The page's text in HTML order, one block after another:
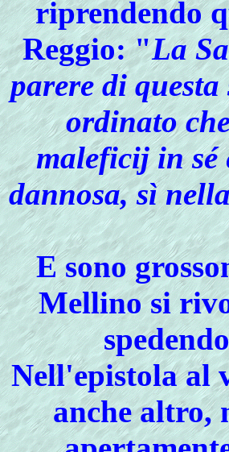
riprendendo
Reggio: "La
parere di
ordinato
maleficij in sé
dannosa, sì
E sono
Mellino si
Nell'epistola al
anche altro,